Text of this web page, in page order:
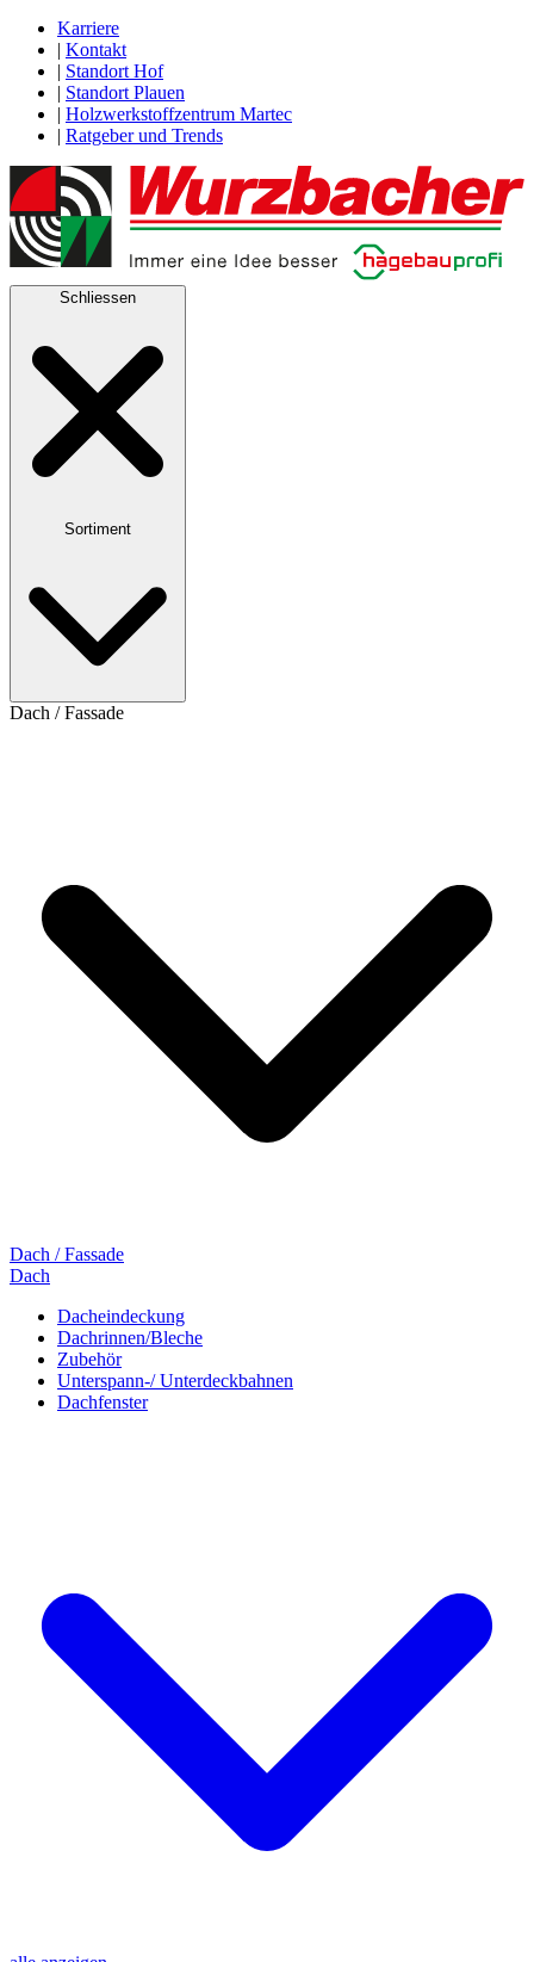
Karriere
| Kontakt
| Standort Hof
| Standort Plauen
| Holzwerkstoffzentrum Martec
| Ratgeber und Trends
Schliessen
Sortiment
Dach / Fassade
Dach / Fassade
Dach
Dacheindeckung
Dachrinnen/Bleche
Zubehör
Unterspann-/ Unterdeckbahnen
Dachfenster